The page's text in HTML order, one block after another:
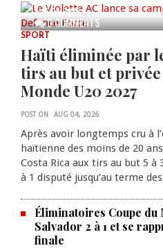
0 COMMENTS
AUG 04, 2026
SPORT
Haïti éliminée par
tirs au but et
Monde U20 2027
POST ON AUG 04, 2026
Après avoir longtemps cru à
haïtienne des moins de 20
Costa Rica aux tirs au but 5 à
à 1 disputé jusqu’au terme des
Éliminatoires Coupe du
Salvador 2 à 1 et se
finale